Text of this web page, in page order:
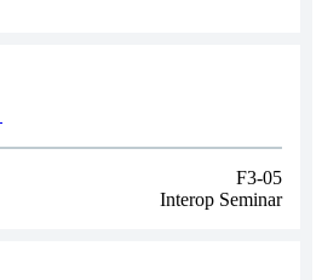
F3-05
Interop Seminar